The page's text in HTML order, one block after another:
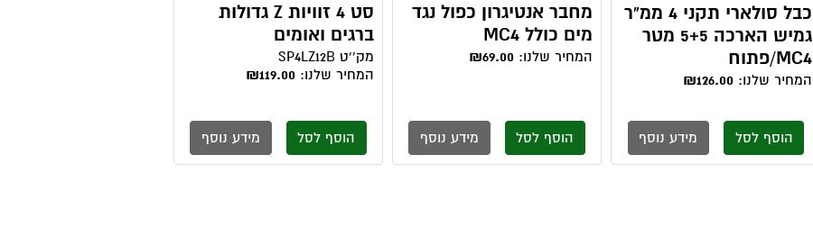
כבל סולארי תקני 4 ממ"ר
גמיש הארכה 5+5 מטר
MC4/פתוח
המחיר שלנו: ₪126.00
הוסף לסל מידע נוסף
מחבר אנטיגרון כפול נגד
מים כולל MC4
המחיר שלנו: ₪69.00
הוסף לסל מידע נוסף
סט 4 זוויות Z גדולות
ברגים ואומים
מק''ט SP4LZ12B
המחיר שלנו: ₪119.00
הוסף לסל מידע נוסף